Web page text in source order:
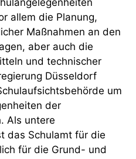
allem die Planung,
Maßnahmen an den
aber auch die
und technischer
Düsseldorf
um
der
Als untere
das Schulamt für die
für die Grund- und